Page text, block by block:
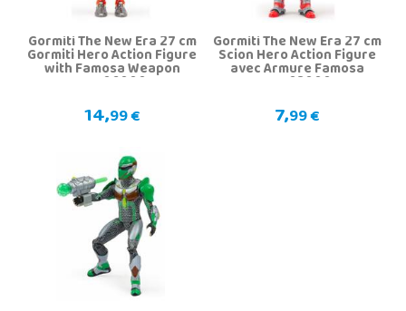
Gormiti The New Era 27 cm
Gormiti Hero Action Figure
with Famosa Weapon
GRV06000
14,99 €
Gormiti The New Era 27 cm
Scion Hero Action Figure
avec Armure Famosa
GRV03000
7,99 €